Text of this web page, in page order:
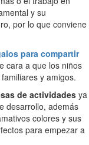
y su
por lo que conviene
para compartir
cara a que los niños
y amigos.
de actividadesya
desarrollo, además
colores y sus
para empezar a